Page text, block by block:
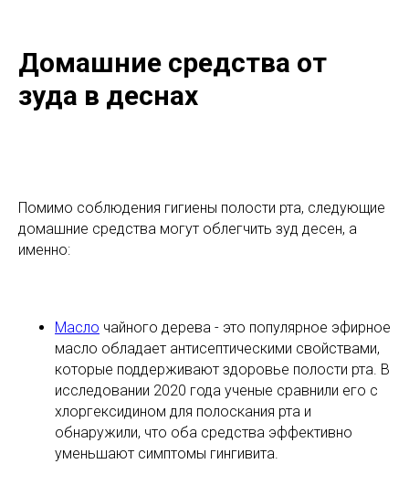
Домашние средства от
зуда в деснах
Помимо соблюдения гигиены полости рта, следующие
домашние средства могут облегчить зуд десен, а
именно:
Масло чайного дерева - это популярное эфирное
масло обладает антисептическими свойствами,
которые поддерживают здоровье полости рта. В
исследовании 2020 года ученые сравнили его с
хлоргексидином для полоскания рта и
обнаружили, что оба средства эффективно
уменьшают симптомы гингивита.